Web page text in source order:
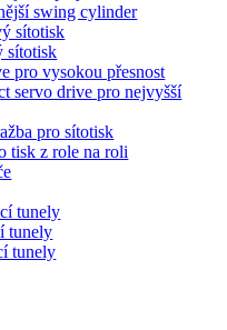
swing cylinder
sítotisk
sítotisk
pro vysokou přesnost
servo drive pro nejvyšší
pro sítotisk
tisk z role na roli
tunely
tunely
tunely